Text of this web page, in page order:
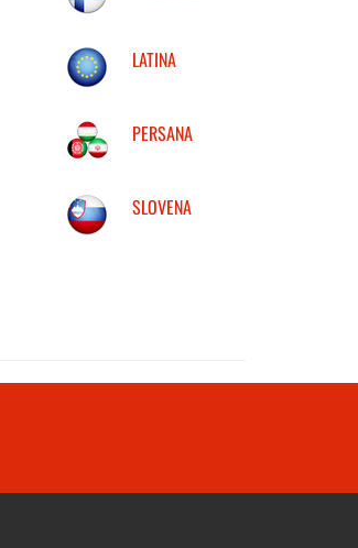
LATINA
PERSANA
SLOVENA